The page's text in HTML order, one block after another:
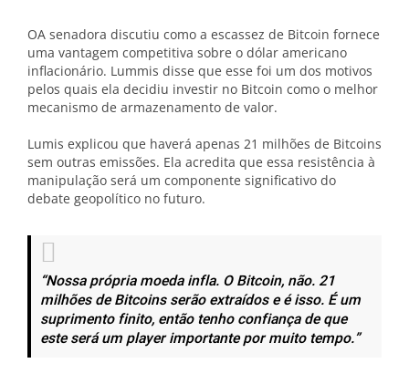
OA senadora discutiu como a escassez de Bitcoin fornece
uma vantagem competitiva sobre o dólar americano
inflacionário. Lummis disse que esse foi um dos motivos
pelos quais ela decidiu investir no Bitcoin como o melhor
mecanismo de armazenamento de valor.
Lumis explicou que haverá apenas 21 milhões de Bitcoins
sem outras emissões. Ela acredita que essa resistência à
manipulação será um componente significativo do
debate geopolítico no futuro.
“Nossa própria moeda infla. O Bitcoin, não. 21
milhões de Bitcoins serão extraídos e é isso. É um
suprimento finito, então tenho confiança de que
este será um player importante por muito tempo.”